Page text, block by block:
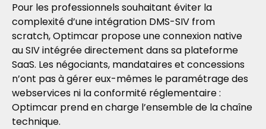
Pour les professionnels souhaitant éviter la
complexité d’une intégration DMS-SIV from
scratch, Optimcar propose une connexion native
au SIV intégrée directement dans sa plateforme
SaaS. Les négociants, mandataires et concessions
n’ont pas à gérer eux-mêmes le paramétrage des
webservices ni la conformité réglementaire :
Optimcar prend en charge l’ensemble de la chaîne
technique.